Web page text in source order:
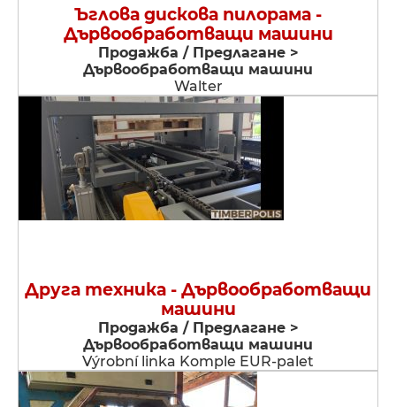
Ъглова дискова пилорама -
Дървообработващи машини
Продажба / Предлагане >
Дървообработващи машини
Walter
Друга техника - Дървообработващи
машини
Продажба / Предлагане >
Дървообработващи машини
Výrobní linka Komple EUR-palet